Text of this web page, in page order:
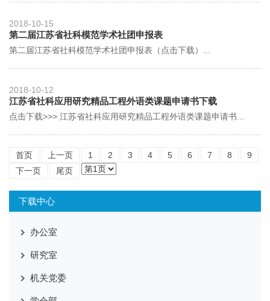
2018-10-15
第二届江苏省社科模范学术社团申报表
第二届江苏省社科模范学术社团申报表（点击下载）...
2018-10-12
江苏省社科应用研究精品工程外语类课题申请书下载
点击下载>>> 江苏省社科应用研究精品工程外语类课题申请书...
首页 上一页 1 2 3 4 5 6 7 8
9
下一页
尾页
下载中心
办公室
研究室
机关党委